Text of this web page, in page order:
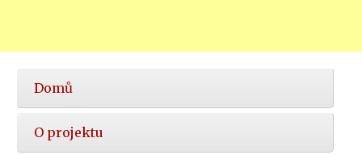
Hlavní
nabídka
Domů
O projektu